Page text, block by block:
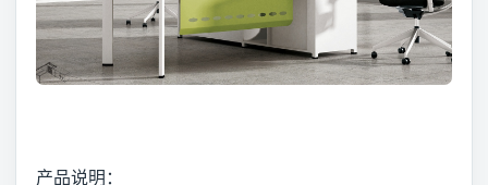
产品说明：